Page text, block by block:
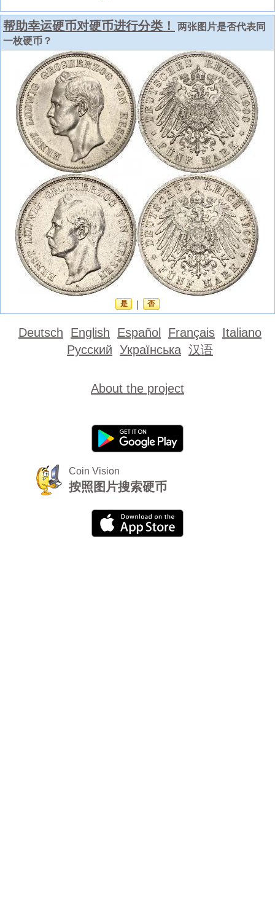
帮助幸运硬币对硬币进行分类！
两张图片是否代表同
一枚硬币？
是 否
Deutsch English Español Français Italiano
Русский Українська 汉语
About the project
Coin Vision
按照图片搜索硬币